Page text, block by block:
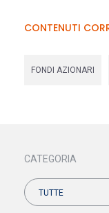
CONTENUTI
FONDI AZIONARI
CATEGORIA
TUTTE